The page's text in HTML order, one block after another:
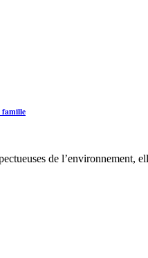
famille
de l’environnement,